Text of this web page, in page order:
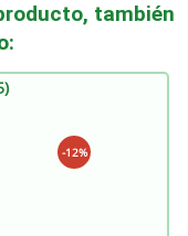
también
-12%